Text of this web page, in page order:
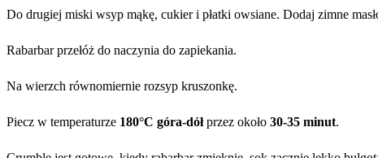
Do drugiej miski wsyp mąkę, cukier i płatki owsiane. Dodaj zimne
Rabarbar przełóż do naczynia do zapiekania.
Na wierzch równomiernie rozsyp kruszonkę.
Piecz w temperaturze 180°C góra-dółprzez około 30-35 minut.